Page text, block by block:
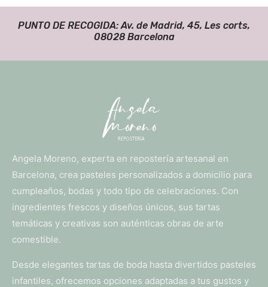
PUNTO DE RECOGIDA: Av. de Madrid, 45, Les corts,
08028 Barcelona
Angela Moreno, experta en repostería artesanal en
Barcelona, crea pasteles personalizados a domicilio para
cumpleaños, bodas y todo tipo de celebraciones. Con
ingredientes frescos y diseños únicos, sus tartas
temáticas y creativas son auténticas obras de arte
comestible.
Desde elegantes tartas de boda hasta divertidos pasteles
infantiles, ofrecemos opciones adaptadas a tus gustos y